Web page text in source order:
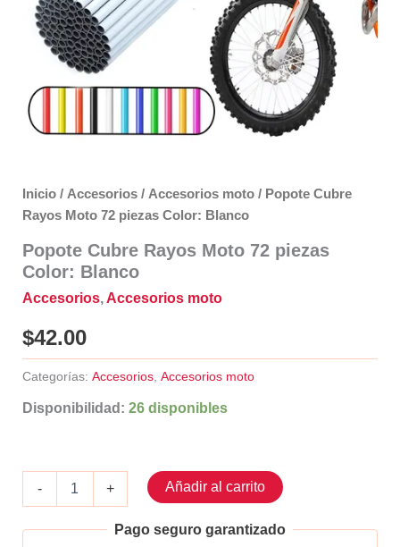
Inicio/ Accesorios/ Accesorios moto/ Popote Cubre
Rayos Moto 72 piezas Color: Blanco
Popote Cubre Rayos Moto 72 piezas
Color: Blanco
Accesorios, Accesorios moto
$42.00
Categorías: Accesorios, Accesorios moto
Disponibilidad: 26 disponibles
-
Moto
+ Añadir al carrito
Pago seguro garantizado